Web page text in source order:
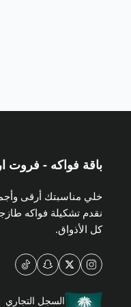
باقة فواكه - فروت
خلي مناسبتك أرقى
نقدم تشكيلة فواكه
كل الأذواق.
السجل التجاري